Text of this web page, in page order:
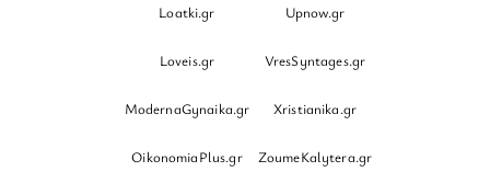
Loatki.gr Upnow.gr
Loveis.gr VresSyntages.gr
ModernaGynaika.gr Xristianika.gr
OikonomiaPlus.gr ZoumeKalytera.gr